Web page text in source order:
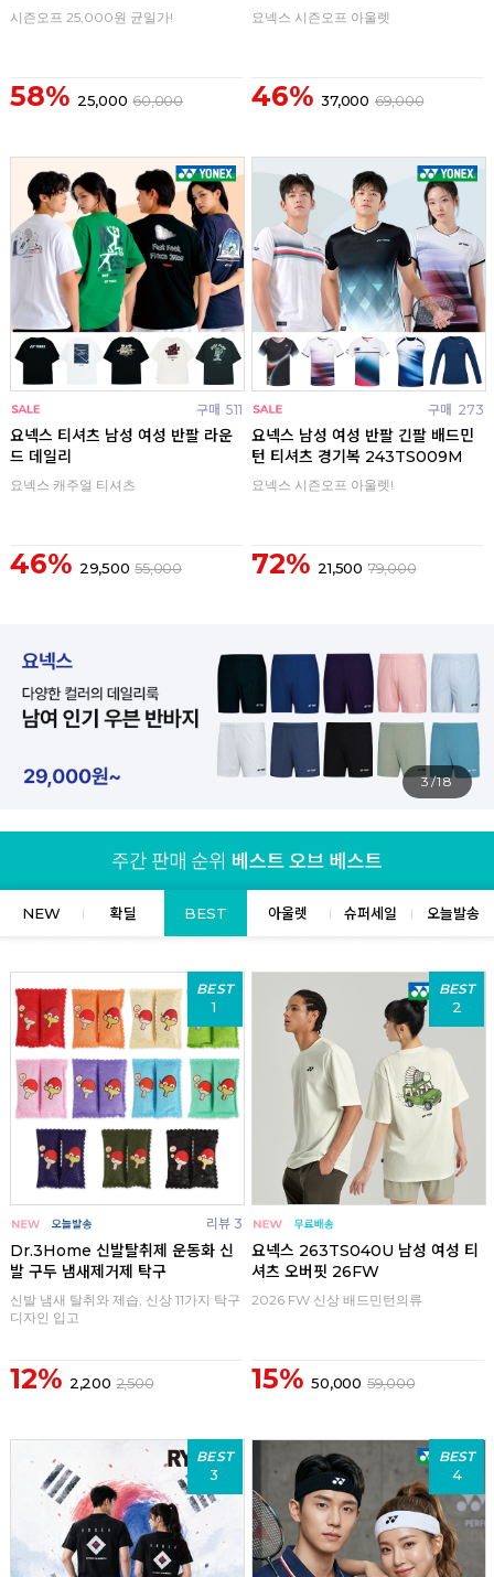
시즌오프 25,000원 균일가!
58% 25,000 60,000
요넥스 시즌오프 아울렛
46% 37,000 69,000
구매 511
요넥스 티셔츠 남성 여성 반팔 라운
드 데일리
요넥스 캐주얼 티셔츠
46% 29,500 55,000
구매 273
요넥스 남성 여성 반팔 긴팔 배드민
턴 티셔츠 경기복 243TS009M
요넥스 시즌오프 아울렛!
72% 21,500 79,000
4/18
NEW 확딜 BEST 아울렛 슈퍼세일 오늘발송
BEST
1
리뷰 3
Dr.3Home 신발탈취제 운동화 신
발 구두 냄새제거제 탁구
신발 냄새 탈취와 제습, 신상 11가지 탁구
디자인 입고
12% 2,200 2,500
BEST
2
요넥스 263TS040U 남성 여성 티
셔츠 오버핏 26FW
2026 FW 신상 배드민턴의류
15% 50,000 59,000
BEST
3
BEST
4